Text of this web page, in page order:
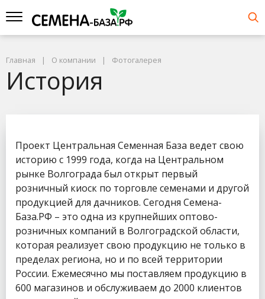
Главная О компании Фотогалерея
История
Проект Центральная Семенная База ведет свою
историю с 1999 года, когда на Центральном
рынке Волгограда был открыт первый
розничный киоск по торговле семенами и другой
продукцией для дачников. Сегодня Семена-
База.РФ – это одна из крупнейших оптово-
розничных компаний в Волгоградской области,
которая реализует свою продукцию не только в
пределах региона, но и по всей территории
России. Ежемесячно мы поставляем продукцию в
600 магазинов и обслуживаем до 2000 клиентов